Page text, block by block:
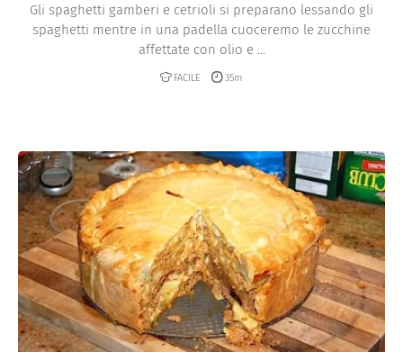
Gli spaghetti gamberi e cetrioli si preparano lessando gli
spaghetti mentre in una padella cuoceremo le zucchine
affettate con olio e ...
FACILE 35m